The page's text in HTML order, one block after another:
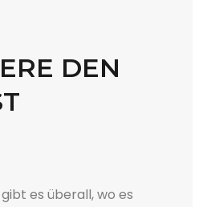
DEN
es überall, wo es